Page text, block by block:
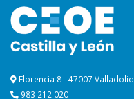
Florencia 8 - 47007 Valladolid
983 212 020